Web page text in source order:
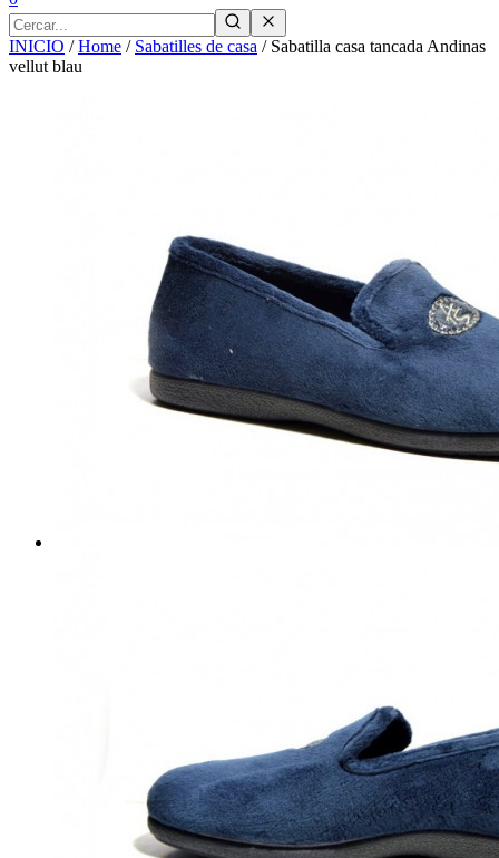
INICIO /Home / Sabatilles de casa / Sabatilla casa tancada Andinas
vellut blau